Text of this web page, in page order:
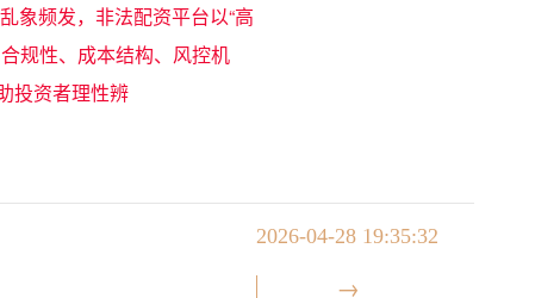
象频发，非法配资平台以“高
规性、成本结构、风控机
投资者理性辨
2026-04-28 19:35:32